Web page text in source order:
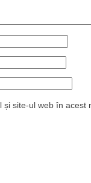
și site-ul web în